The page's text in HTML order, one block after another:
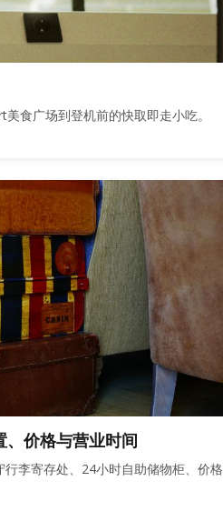
食广场到登机前的快取即走小吃。
价格与营业时间
李寄存处、24小时自助储物柜、价格